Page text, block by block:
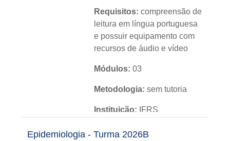
Requisitos:compreensão de
leitura em língua portuguesa
e possuir equipamento com
recursos de áudio e vídeo
Módulos:03
Metodologia: sem tutoria
Instituição: IFRS
Nível: básico
Epidemiologia - Turma 2026B